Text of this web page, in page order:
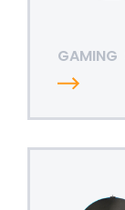
GAMING